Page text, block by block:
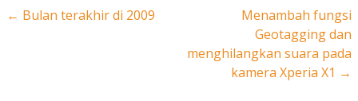
Post navigation
← Bulan terakhir di 2009
Menambah fungsi
Geotagging dan
menghilangkan suara pada
kamera Xperia X1 →